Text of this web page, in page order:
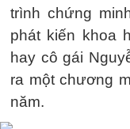
trình chứng
phát kiến khoa
hay cô gái
ra một chương
năm.